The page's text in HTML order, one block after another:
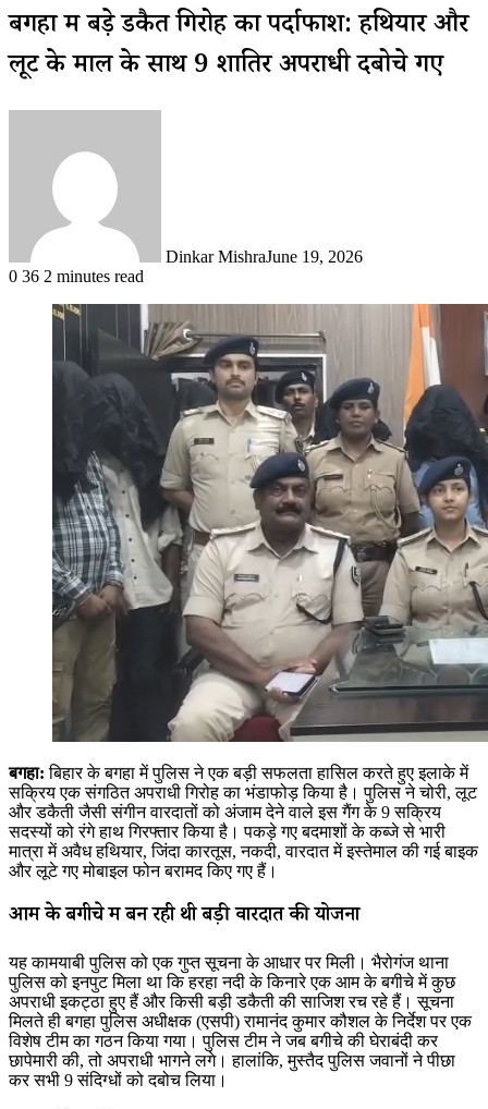
बगहा में बड़े डकैत गिरोह का पर्दाफाश: हथियार और
लूट के माल के साथ 9 शातिर अपराधी दबोचे गए
Dinkar MishraJune 19, 2026
0 36 2 minutes read
बगहा: बिहार के बगहा में पुलिस ने एक बड़ी सफलता हासिल करते हुए इलाके में
सक्रिय एक संगठित अपराधी गिरोह का भंडाफोड़ किया है। पुलिस ने चोरी, लूट
और डकैती जैसी संगीन वारदातों को अंजाम देने वाले इस गैंग के 9 सक्रिय
सदस्यों को रंगे हाथ गिरफ्तार किया है। पकड़े गए बदमाशों के कब्जे से भारी
मात्रा में अवैध हथियार, जिंदा कारतूस, नकदी, वारदात में इस्तेमाल की गई बाइक
और लूटे गए मोबाइल फोन बरामद किए गए हैं।
आम के बगीचे में बन रही थी बड़ी वारदात की योजना
यह कामयाबी पुलिस को एक गुप्त सूचना के आधार पर मिली। भैरोगंज थाना
पुलिस को इनपुट मिला था कि हरहा नदी के किनारे एक आम के बगीचे में कुछ
अपराधी इकट्ठा हुए हैं और किसी बड़ी डकैती की साजिश रच रहे हैं। सूचना
मिलते ही बगहा पुलिस अधीक्षक (एसपी) रामानंद कुमार कौशल के निर्देश पर एक
विशेष टीम का गठन किया गया। पुलिस टीम ने जब बगीचे की घेराबंदी कर
छापेमारी की, तो अपराधी भागने लगे। हालांकि, मुस्तैद पुलिस जवानों ने पीछा
कर सभी 9 संदिग्धों को दबोच लिया।